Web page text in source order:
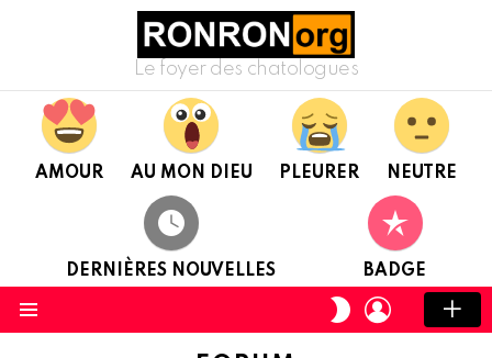
Le foyer des chatologues
AMOUR AU MON DIEU PLEURER NEUTRE
DERNIÈRES NOUVELLES BADGE
CHANGER
DE
CONNEXION